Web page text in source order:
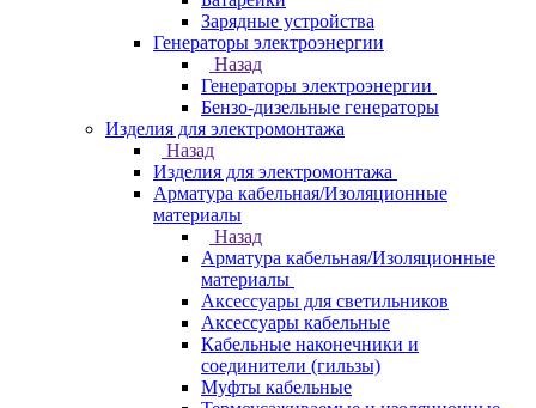
Зарядные устройства
Генераторы электроэнергии
Назад
Генераторы электроэнергии
Бензо-дизельные генераторы
Изделия для электромонтажа
Назад
Изделия для электромонтажа
Арматура кабельная/Изоляционные
материалы
Назад
Арматура кабельная/Изоляционные
материалы
Аксессуары для светильников
Аксессуары кабельные
Кабельные наконечники и
соединители (гильзы)
Муфты кабельные